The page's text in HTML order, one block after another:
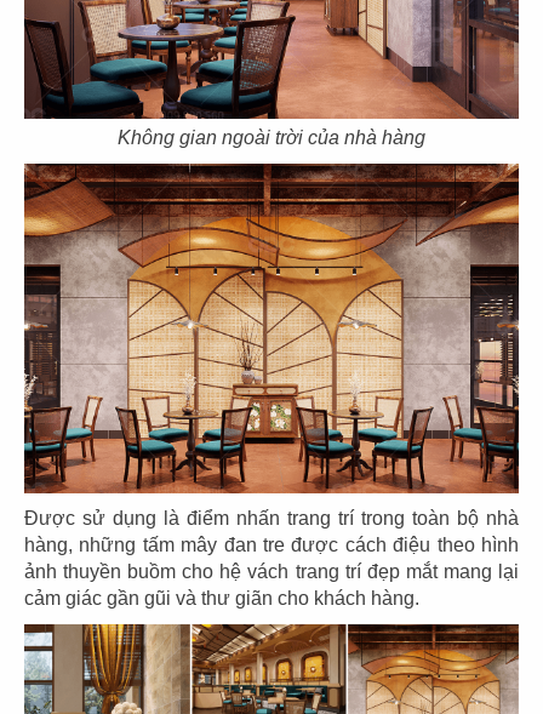
Không gian ngoài trời của nhà hàng
Được sử dụng là điểm nhấn trang trí trong toàn bộ nhà
hàng, những tấm mây đan tre được cách điệu theo hình
ảnh thuyền buồm cho hệ vách trang trí đẹp mắt mang lại
cảm giác gần gũi và thư giãn cho khách hàng.
59
SAN FU LOU
CN Vincom Đồng Khởi
60
PHỞ HÀ NỘI
CN. Milpitas, USA
61
PHỞ HÀ NỘI
CN. Fremont, USA
62
BAOZ DIMSUM
CN Thuận Kiều
63
BAOZ DIMSUM
CN Lê Đại Hành
64
BOTEJYU
CN Crescent Mall